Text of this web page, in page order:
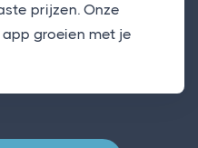
prijzen. Onze
groeien met je